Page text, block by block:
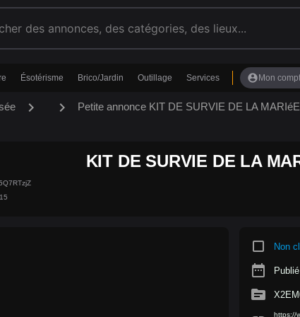
Ésotérisme Brico/Jardin Outillage Services account_circle Mon
chevron_right chevron_right Petite annonce KIT DE SURVIE DE LA MARIéE
KIT DE SURVIE DE LA
crop_square Non
date_range
source
https://